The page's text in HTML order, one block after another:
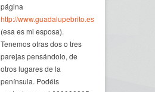
página
http://www.guadalupebrito.es
(esa es mi esposa).
Tenemos otras dos o tres
parejas pensándolo, de
otros lugares de la
península. Podéis